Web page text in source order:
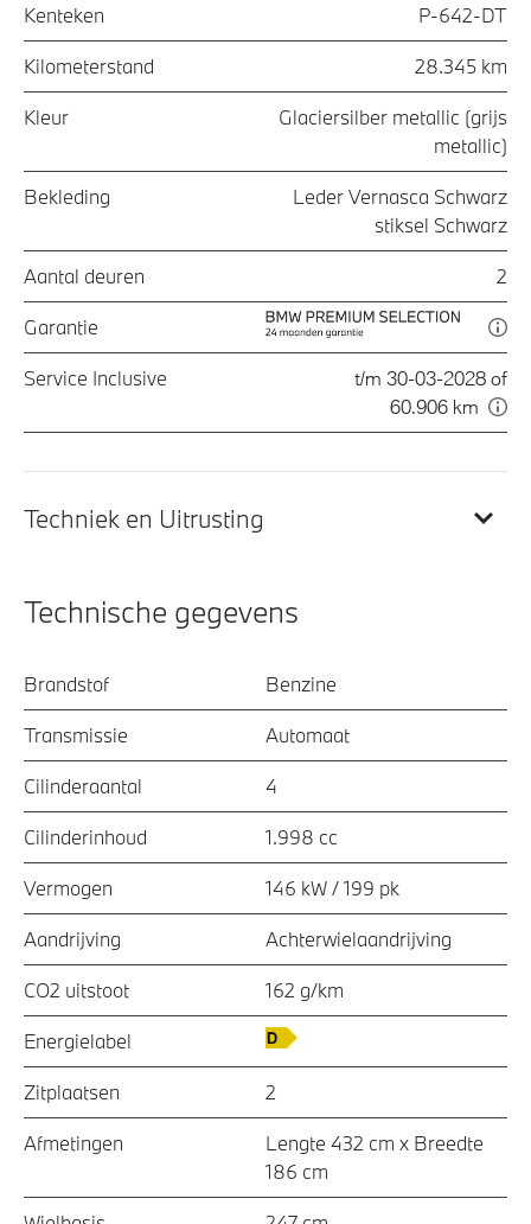
Kenteken P-642-DT
Kilometerstand 28.345 km
Kleur
Glaciersilber metallic (grijs
metallic)
Bekleding
Leder Vernasca Schwarz
stiksel Schwarz
Aantal deuren 2
Garantie
Service Inclusive
t/m 30-03-2028 of
60.906 km
Techniek en Uitrusting
Technische gegevens
Brandstof Benzine
Transmissie Automaat
Cilinderaantal 4
Cilinderinhoud 1.998 cc
Vermogen 146 kW / 199 pk
Aandrijving Achterwielaandrijving
CO2 uitstoot 162 g/km
Energielabel
Zitplaatsen 2
Afmetingen
Lengte 432 cm x Breedte
186 cm